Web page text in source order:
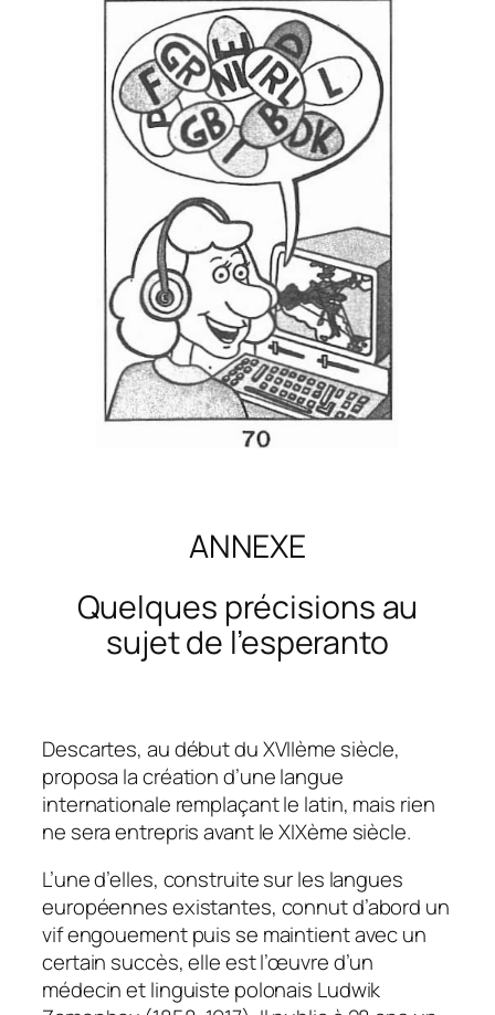
ANNEXE
Quelques précisions au
sujet de l’esperanto
Descartes, au début du XVIIème siècle,
proposa la création d’une langue
internationale remplaçant le latin, mais rien
ne sera entrepris avant le XIXème siècle.
L’une d’elles, construite sur les langues
européennes existantes, connut d’abord un
vif engouement puis se maintient avec un
certain succès, elle est l’œuvre d’un
médecin et linguiste polonais Ludwik